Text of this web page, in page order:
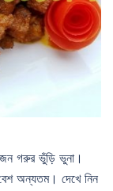
গরুর ভুঁড়ি ভুনা।
অন্যতম। দেখে নিন